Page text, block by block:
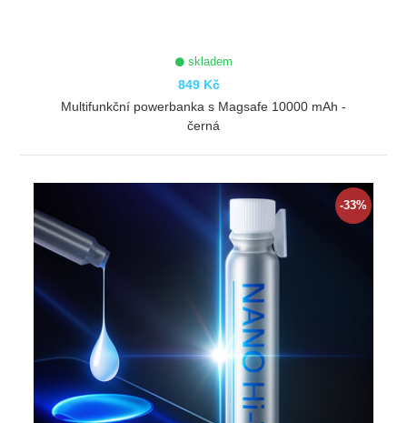
skladem
849 Kč
ZOBRAZIT
Multifunkční powerbanka s Magsafe 10000 mAh -
černá
-33%